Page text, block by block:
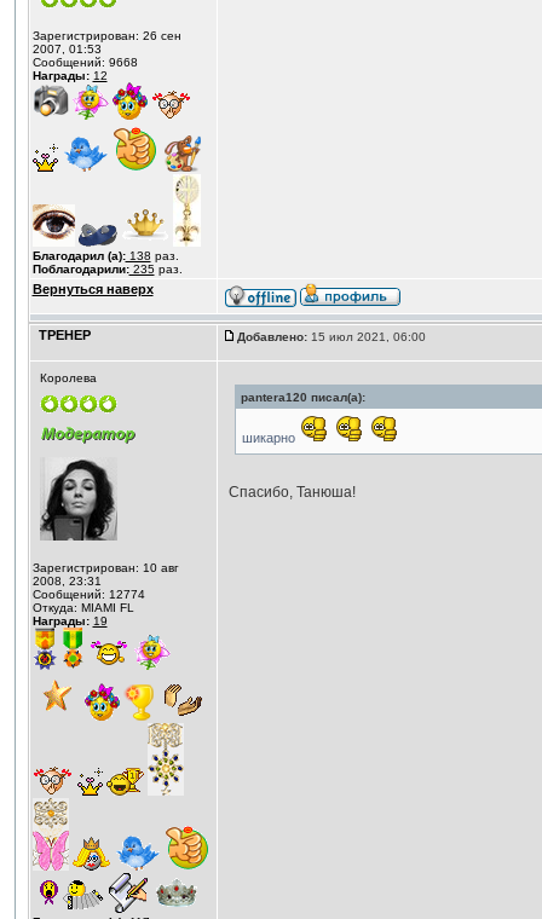
Зарегистрирован: 26 сен
2007, 01:53
Сообщений: 9668
Награды: 12
Благодарил (а):138 раз.
Поблагодарили:235раз.
Вернуться наверх
ТРЕНЕР Добавлено:15 июл 2021, 06:00
Королева
Зарегистрирован: 10 авг
2008, 23:31
Сообщений: 12774
Откуда: MIAMI FL
Награды: 19
pantera120 писал(а):
шикарно
Спасибо, Танюша!